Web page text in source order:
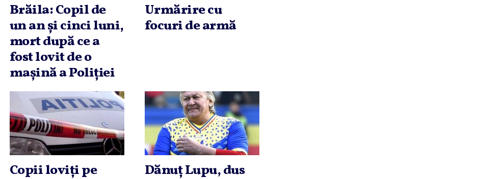
Brăila: Copil de
un an şi cinci luni,
mort după ce a
fost lovit de o
maşină a Poliţiei
Urmărire cu
focuri de armă
Copii loviţi pe
Dănuţ Lupu, dus